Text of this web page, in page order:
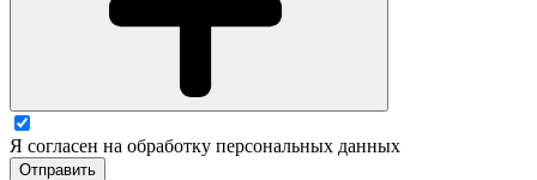
Я согласен на обработку персональных данных
Отправить